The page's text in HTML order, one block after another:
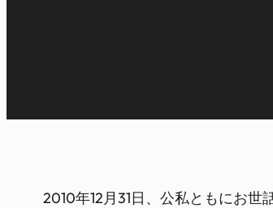
2010年12月31日、公私ともにお